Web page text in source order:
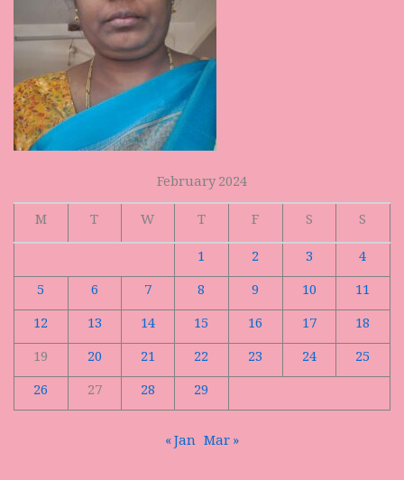
February 2024
M
T W T F S
S
1
2 3
4
5
6 7 8 9 10
11
12
13 14 15 16 17
18
19
20 21 22 23 24
25
26
27 28 29
« Jan Mar »